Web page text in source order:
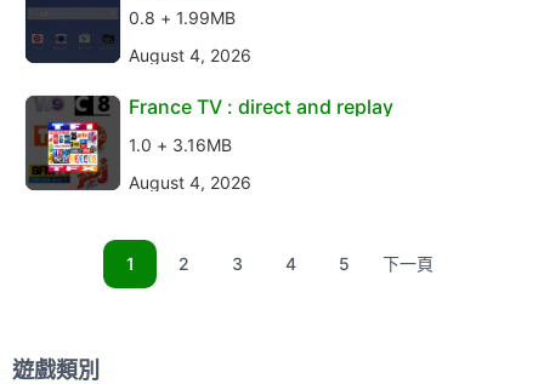
0.8 + 1.99MB
August 4, 2026
France TV : direct and replay
1.0 + 3.16MB
August 4, 2026
1 2 3 4 5 下一頁
遊戲類別